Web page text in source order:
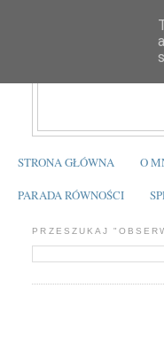
STRONA GŁÓWNA O
PARADA RÓWNOŚCI
PRZESZUKAJ